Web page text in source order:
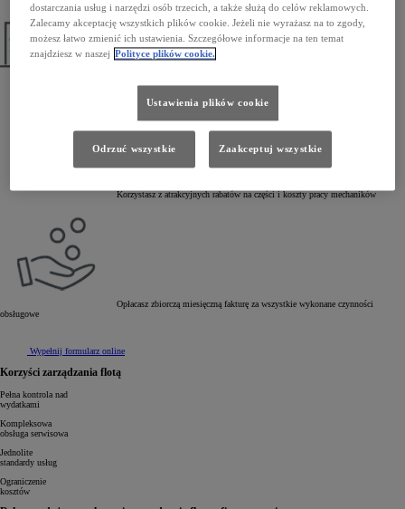
Autoryzujesz naprawy powyżej ustalonej kwoty
Korzystasz z atrakcyjnych rabatów na części i koszty pracy mechaników
Opłacasz zbiorczą miesięczną fakturę za wszystkie wykonane czynności
obsługowe
Wypełnij formularz online
Korzyści zarządzania flotą
Pełna kontrola nad
wydatkami
Kompleksowa
obsługa serwisowa
Jednolite
standardy usług
Ograniczenie
kosztów
dostarczania usług i narzędzi osób trzecich, a także służą do celów reklamowych.
Zalecamy akceptację wszystkich plików cookie. Jeżeli nie wyrażasz na to zgody,
możesz łatwo zmienić ich ustawienia. Szczegółowe informacje na ten temat
znajdziesz w naszej Polityce plików cookie.
Ustawienia plików cookie
Odrzuć wszystkie Zaakceptuj wszystkie